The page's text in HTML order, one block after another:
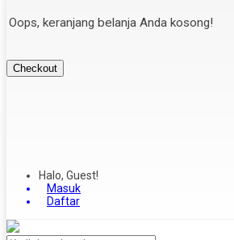
Oops, keranjang belanja Anda kosong!
Checkout
Halo, Guest!
Masuk
Daftar